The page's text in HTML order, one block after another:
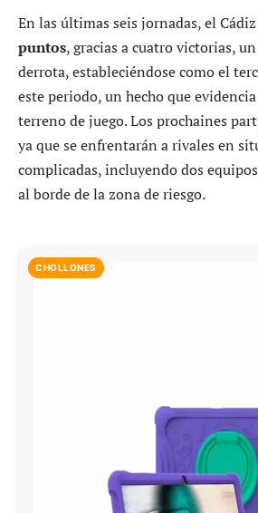
En las últimas seis jornadas, el
puntos, gracias a cuatro victorias,
derrota, estableciéndose como el
este periodo, un hecho que
terreno de juego. Los prochaines
ya que se enfrentarán a rivales en
complicadas, incluyendo dos
al borde de la zona de riesgo.
CHOLLONES